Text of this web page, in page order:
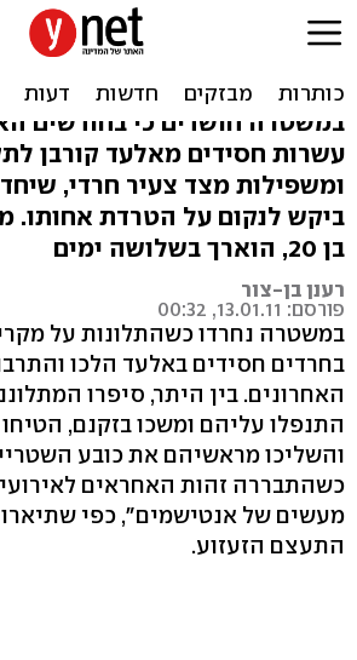
חרדי חשוד שהתעלל
בחסידים: "כמו
במשטרה חושדים כי בחודשים
עשרות חסידים מאלעד קורבן
ומשפילות מצד צעיר חרדי,
ביקש לנקום על הטרדת אחותו.
בן 20, הוארך בשלושה ימים
רענן בן-צור
פורסם: 13.01.11, 00:32
במשטרה נחרדו כשהתלונות על
בחרדים חסידים באלעד הלכו
האחרונים. בין היתר, סיפרו
התנפלו עליהם ומשכו בזקנם,
והשליכו מראשיהם את כובע
כשהתבררה זהות האחראים
מעשים של אנטישמים", כפי
התעצם הזעזוע.